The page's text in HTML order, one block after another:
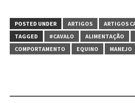
POSTED UNDER ARTIGOS
ARTIGOS
TAGGED
#CAVALO ALIMENTAÇÃO
COMPORTAMENTO
EQUINO MANEJO